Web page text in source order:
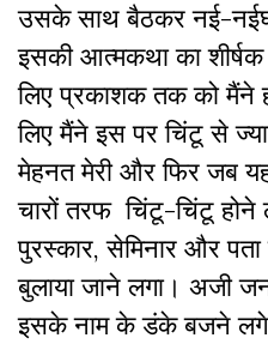
उसके साथ बैठकर नई-
इसकी आत्मकथा का
लिए प्रकाशक तक को मैंने
लिए मैंने इस पर चिंटू से
मेहनत मेरी और फिर जब
चारों तरफ चिंटू-चिंटू
पुरस्कार, सेमिनार और
बुलाया जाने लगा। अजी
इसके नाम के डंके बजने